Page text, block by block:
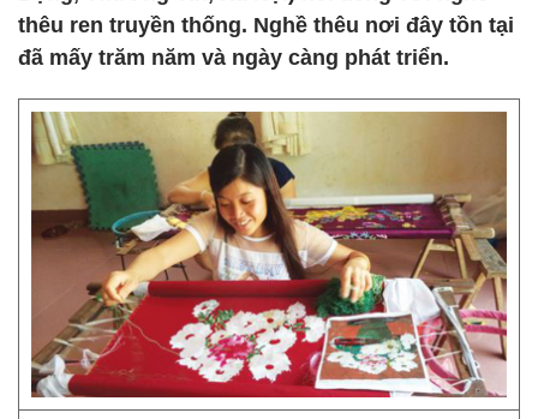
thêu ren truyền thống. Nghề thêu nơi đây tồn tại
đã mấy trăm năm và ngày càng phát triển.